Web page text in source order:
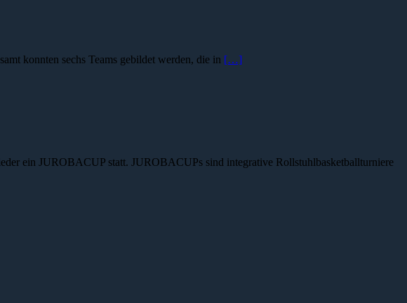
konnten sechs Teams gebildet werden, die in […]
ein JUROBACUP statt. JUROBACUPs sind integrative Rollstuhlbasketballturniere